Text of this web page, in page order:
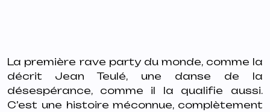
La première rave party du monde, comme la
décrit Jean Teulé, une danse de la
désespérance, comme il la qualifie aussi.
C’est une histoire méconnue, complètement